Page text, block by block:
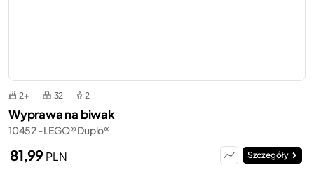
2+ 32 2
Wyprawa na biwak
10452 - LEGO® Duplo®
81,99PLN Szczegóły